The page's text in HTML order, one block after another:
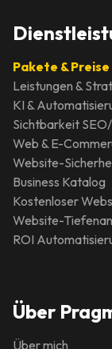
Pakete & Preise
Leistungen &
KI &
Sichtbarkeit
Web & E-
Website-
Business Katalog
Kostenloser
Website-
ROI
Über
Über mich